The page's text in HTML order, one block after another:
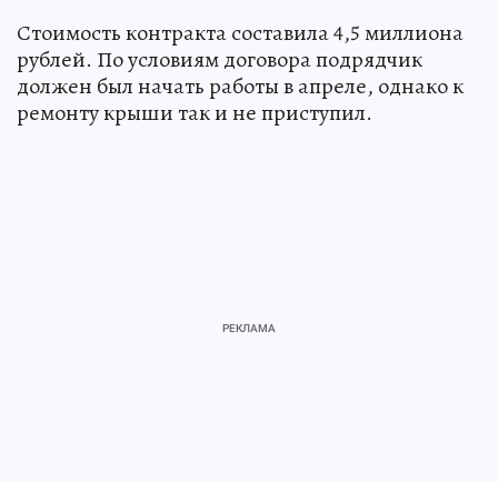
Стоимость контракта составила 4,5 миллиона
рублей. По условиям договора подрядчик
должен был начать работы в апреле, однако к
ремонту крыши так и не приступил.